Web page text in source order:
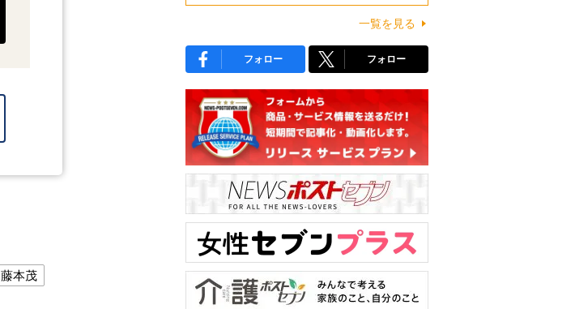
藤本茂
一覧を見る
フォロー フォロー